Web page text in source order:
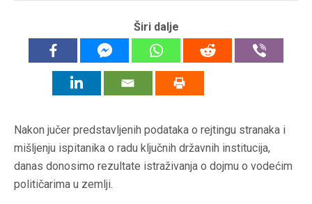
Širi dalje
Nakon jučer predstavljenih podataka o rejtingu stranaka i
mišljenju ispitanika o radu ključnih državnih institucija,
danas donosimo rezultate istraživanja o dojmu o vodećim
političarima u zemlji.